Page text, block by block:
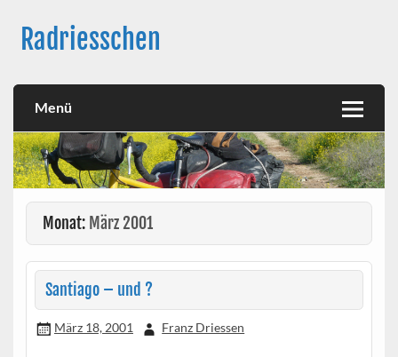
contentRadriesschen
Menü
Monat: März 2001
Santiago – und ?
März 18, 2001 Franz Driessen